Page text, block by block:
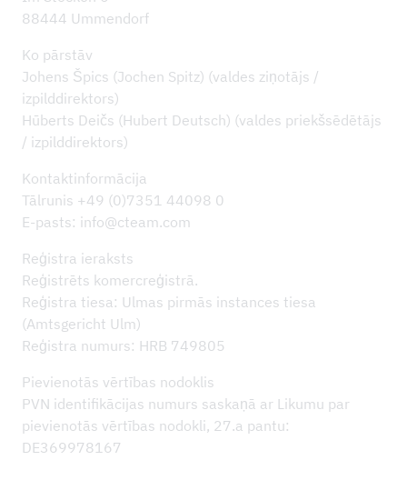
ATSAUCES PROJEKTI
LEJUPIELĀDES
88444 Ummendorf
Ko pārstāv
Johens Špics (Jochen Spitz) (valdes ziņotājs /
izpilddirektors)
Hūberts Deičs (Hubert Deutsch) (valdes priekšsēdētājs
/ izpilddirektors)
Kontaktinformācija
Tālrunis +49 (0)7351 44098 0
E-pasts: info@cteam.com
Reģistra ieraksts
Reģistrēts komercreģistrā.
Reģistra tiesa: Ulmas pirmās instances tiesa
(Amtsgericht Ulm)
Reģistra numurs: HRB 749805
Pievienotās vērtības nodoklis
PVN identifikācijas numurs saskaņā ar Likumu par
pievienotās vērtības nodokli, 27.a pantu:
DE369978167